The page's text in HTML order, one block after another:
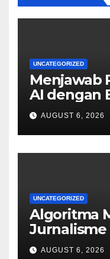
UNCATEGORIZED
Menjawab
AI dengan
dan Media
AUGUST 6, 2026
UNCATEGORIZED
Algoritma
Jurnalisme
dan Akal
AUGUST 6, 2026